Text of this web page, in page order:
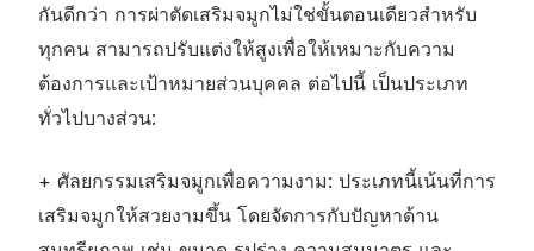
กันดีกว่า การผ่าตัดเสริมจมูกไม่ใช่ขั้นตอนเดียวสำหรับ
ทุกคน สามารถปรับแต่งให้สูงเพื่อให้เหมาะกับความ
ต้องการและเป้าหมายส่วนบุคคล ต่อไปนี้ เป็นประเภท
ทั่วไปบางส่วน:
+ ศัลยกรรมเสริมจมูกเพื่อความงาม: ประเภทนี้เน้นที่การ
เสริมจมูกให้สวยงามขึ้น โดยจัดการกับปัญหาด้าน